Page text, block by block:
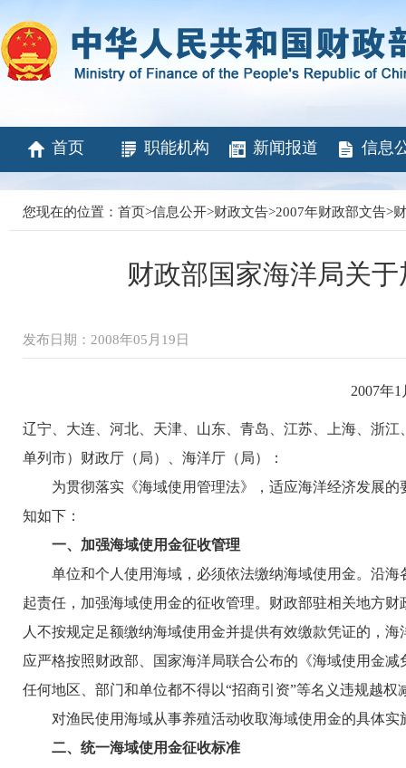
首页 职能机构 新闻报道 信息
您现在的位置： 首页>信息公开>财政文告>2007年财政部文告>
财政部国家海洋局关
发布日期：2008年05月19日
2007年
辽宁、大连、河北、天津、山东、青岛、江苏、上海、浙
单列市）财政厅（局）、海洋厅（局）：
为贯彻落实《海域使用管理法》，适应海洋经济发展的
知如下：
一、加强海域使用金征收管理
单位和个人使用海域，必须依法缴纳海域使用金。沿海
起责任，加强海域使用金的征收管理。财政部驻相关地方
人不按规定足额缴纳海域使用金并提供有效缴款凭证的，
应严格按照财政部、国家海洋局联合公布的《海域使用金
任何地区、部门和单位都不得以“招商引资”等名义违规越权
对渔民使用海域从事养殖活动收取海域使用金的具体实
二、统一海域使用金征收标准